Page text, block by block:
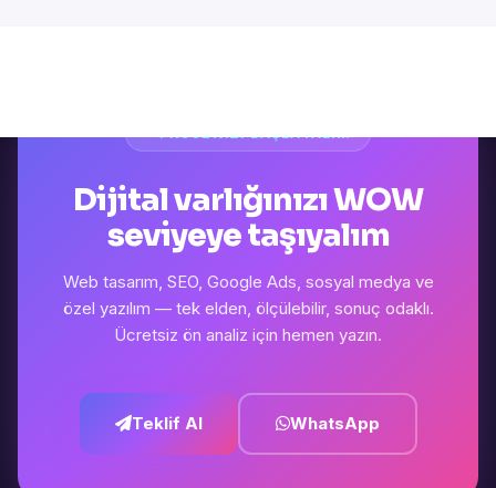
Dijital varlığınızı WOW
seviyeye taşıyalım
Web tasarım, SEO, Google Ads, sosyal medya ve
özel yazılım — tek elden, ölçülebilir, sonuç odaklı.
Ücretsiz ön analiz için hemen yazın.
Teklif Al WhatsApp